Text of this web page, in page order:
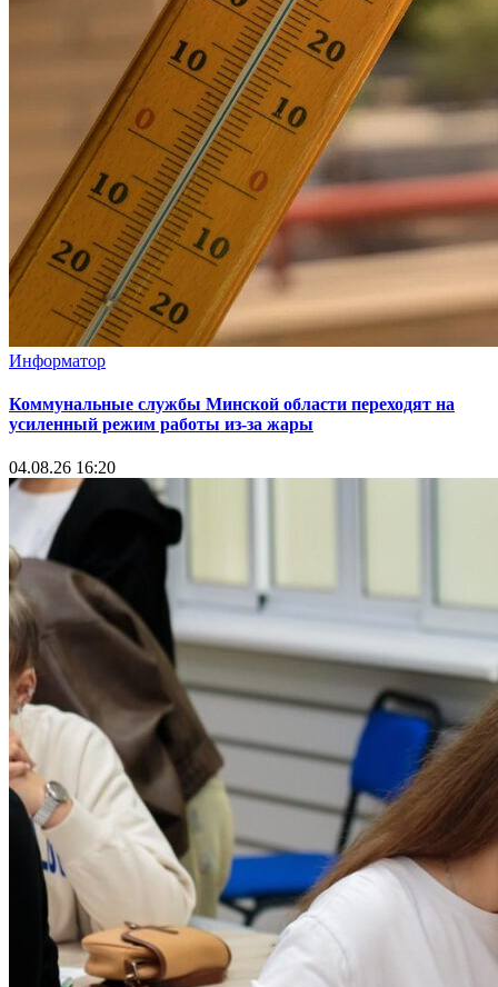
Информатор
Коммунальные службы Минской области переходят на
усиленный режим работы из-за жары
04.08.26 16:20